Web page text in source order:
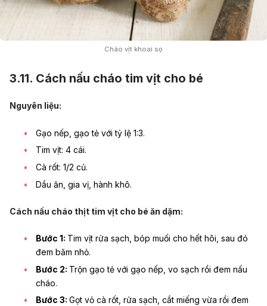
Cháo vịt khoai sọ
3.11. Cách nấu cháo tim vịt cho bé
Nguyên liệu:
Gạo nếp, gạo tẻ với tỷ lệ 1:3.
Tim vịt: 4 cái.
Cà rốt: 1/2 củ.
Dầu ăn, gia vị, hành khô.
Cách nấu cháo thịt tim vịt cho bé ăn dặm:
Bước 1: Tim vịt rửa sạch, bóp muối cho hết hôi, sau đó
đem băm nhỏ.
Bước 2: Trộn gạo tẻ với gạo nếp, vo sạch rồi đem nấu
cháo.
Bước 3: Gọt vỏ cà rốt, rửa sạch, cắt miếng vừa rồi đem